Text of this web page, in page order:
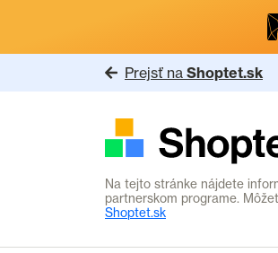
Prejsť na Shoptet.sk
Na tejto stránke nájdete
partnerskom programe.
Shoptet.sk